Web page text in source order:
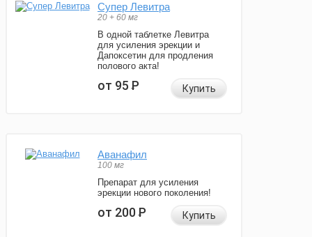
Супер Левитра
20 + 60 мг
В одной таблетке Левитра
для усиления эрекции и
Дапоксетин для продления
полового акта!
от 95Р Купить
Аванафил
100 мг
Препарат для усиления
эрекции нового поколения!
от 200Р Купить